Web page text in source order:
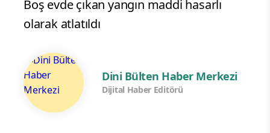
Boş evde çıkan yangın maddi hasarlı
olarak atlatıldı
Dini Bülten Haber Merkezi
Dijital Haber Editörü